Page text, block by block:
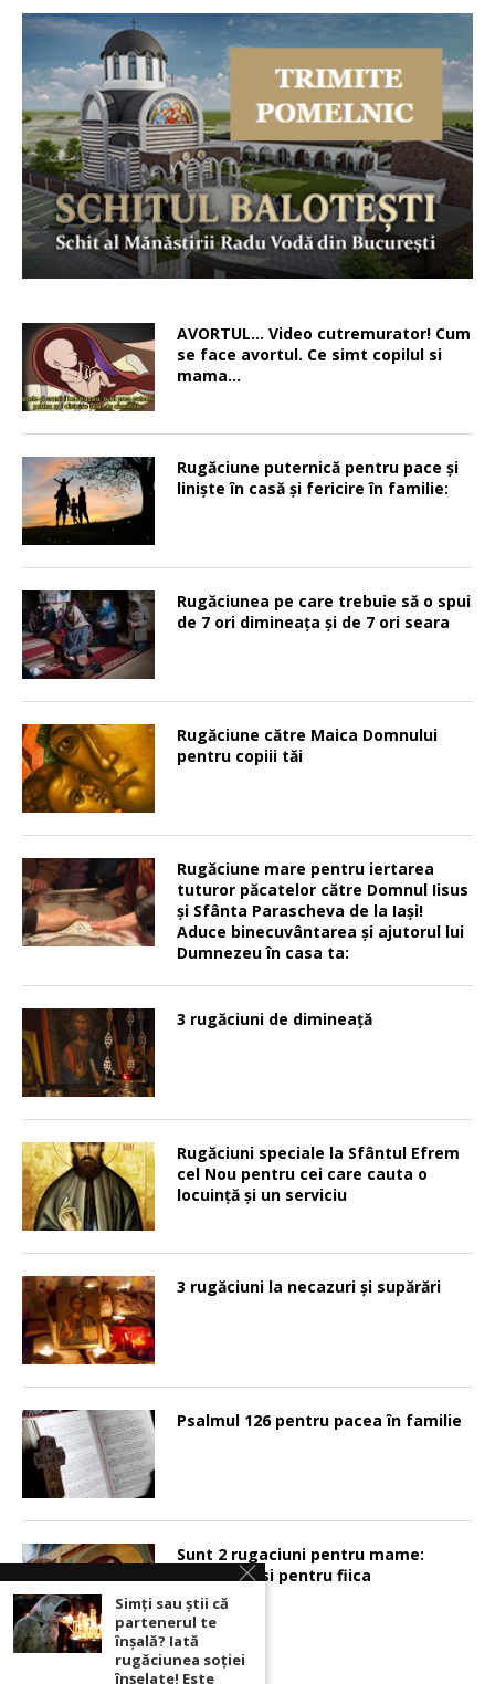
AVORTUL… Video cutremurator! Cum
se face avortul. Ce simt copilul si
mama…
Rugăciune puternică pentru pace şi
linişte în casă şi fericire în familie:
Rugăciunea pe care trebuie să o spui
de 7 ori dimineața și de 7 ori seara
Rugăciune către Maica Domnului
pentru copiii tăi
Rugăciune mare pentru iertarea
tuturor păcatelor către Domnul Iisus
şi Sfânta Parascheva de la Iaşi!
Aduce binecuvântarea şi ajutorul lui
Dumnezeu în casa ta:
3 rugăciuni de dimineață
Rugăciuni speciale la Sfântul Efrem
cel Nou pentru cei care cauta o
locuinţă şi un serviciu
3 rugăciuni la necazuri și supărări
Psalmul 126 pentru pacea în familie
Sunt 2 rugaciuni pentru mame:
pentru fiu si pentru fiica
Simți sau știi că
partenerul te
înșală? Iată
rugăciunea soției
înșelate! Este